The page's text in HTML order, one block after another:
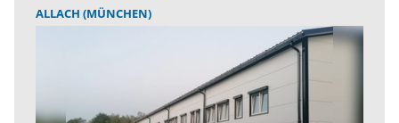
ALLACH (MÜNCHEN)